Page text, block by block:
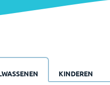
KINDEREN